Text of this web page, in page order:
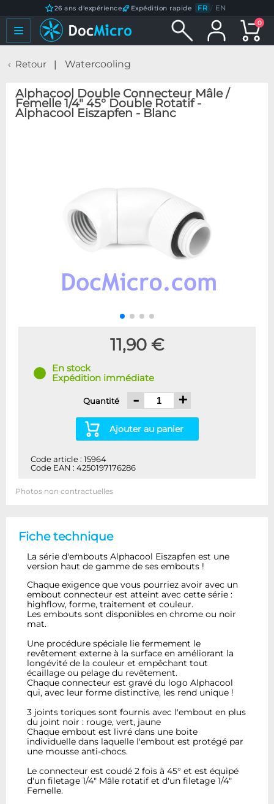
26 ans d'expérience Expédition rapide FR / EN
0
Retour Watercooling
Alphacool Double Connecteur Mâle /
Femelle 1/4" 45° Double Rotatif -
Alphacool Eiszapfen - Blanc
11,90 €
En stock
Expédition immédiate
Quantité - +
Ajouter au panier
Code article : 15964
Code EAN : 4250197176286
Photos non contractuelles
Fiche technique
La série d'embouts Alphacool Eiszapfen est une
version haut de gamme de ses embouts !
Chaque exigence que vous pourriez avoir avec un
embout connecteur est atteint avec cette série :
highflow, forme, traitement et couleur.
Les embouts sont disponibles en chrome ou noir
mat.
Une procédure spéciale lie fermement le
revêtement externe à la surface en améliorant la
longévité de la couleur et empêchant tout
écaillage ou pelage du revêtement.
Chaque connecteur est gravé du logo Alphacool
qui, avec leur forme distinctive, les rend unique !
3 joints toriques sont fournis avec l'embout en plus
du joint noir : rouge, vert, jaune
Chaque embout est livré dans une boite
individuelle dans laquelle l'embout est protégé par
une mousse anti-chocs.
Le connecteur est coudé 2 fois à 45° et est équipé
d'un filetage 1/4" Mâle rotatif et d'un filetage 1/4"
Femelle.